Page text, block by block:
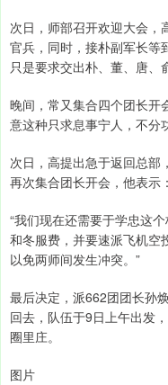
次日，师部召开欢迎大会，
官兵，同时，接朴副军长等
只是要求交出朴、董、唐、
晚间，常又集合四个团长开
意这种只求息事宁人，不分
次日，高提出急于返回总部
再次集合团长开会，他表示：
“我们现在还需要于学忠这
和冬服费，并要速派飞机空
以免两师间发生冲突。”
最后决定，派662团团长孙
回去，队伍于9日上午出发
圈里庄。
图片